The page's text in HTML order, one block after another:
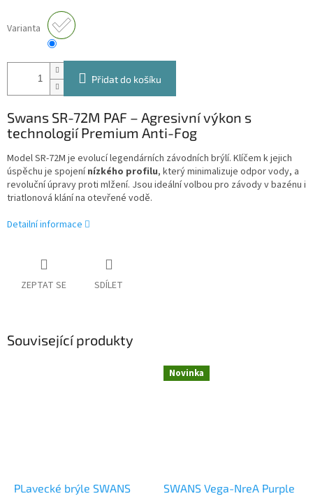
Varianta
Přidat do košíku
Swans SR-72M PAF – Agresivní výkon s
technologií Premium Anti-Fog
Model SR-72M je evolucí legendárních závodních brýlí. Klíčem k jejich
úspěchu je spojenínízkého profilu, který minimalizuje odpor vody, a
revoluční úpravy proti mlžení. Jsou ideální volbou pro závody v bazénu i
triatlonová klání na otevřené vodě.
Detailní informace
ZEPTAT SE SDÍLET
Související produkty
PLavecké brýle SWANS
Novinka
SWANS Vega-NreA Purple